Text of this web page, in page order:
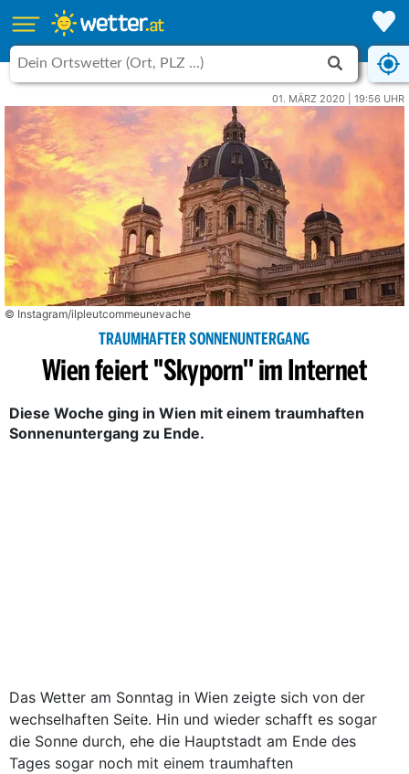
01. MÄRZ 2020 | 19:56 UHR
© Instagram/ilpleutcommeunevache
TRAUMHAFTER SONNENUNTERGANG
Wien feiert ''Skyporn'' im Internet
Diese Woche ging in Wien mit einem traumhaften
Sonnenuntergang zu Ende.
Das Wetter am Sonntag in Wien zeigte sich von der
wechselhaften Seite. Hin und wieder schafft es sogar
die Sonne durch, ehe die Hauptstadt am Ende des
Tages sogar noch mit einem traumhaften